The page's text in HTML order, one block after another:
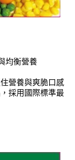
均衡營養
營養與爽脆口感
採用國際標準最